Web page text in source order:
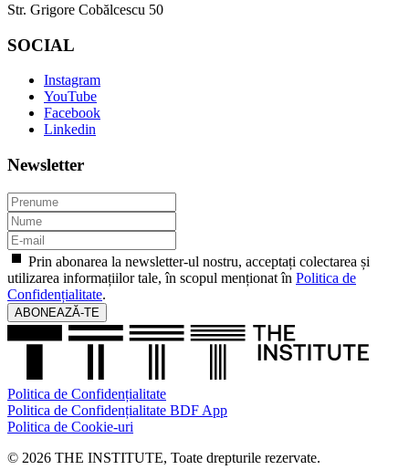
Str. Grigore Cobălcescu 50
SOCIAL
Instagram
YouTube
Facebook
Linkedin
Newsletter
Prin abonarea la newsletter-ul nostru, acceptați colectarea și
utilizarea informațiilor tale, în scopul menționat în Politica de
Confidențialitate.
ABONEAZĂ-TE
Politica de Confidențialitate
Politica de Confidențialitate BDF App
Politica de Cookie-uri
© 2026 THE INSTITUTE, Toate drepturile rezervate.